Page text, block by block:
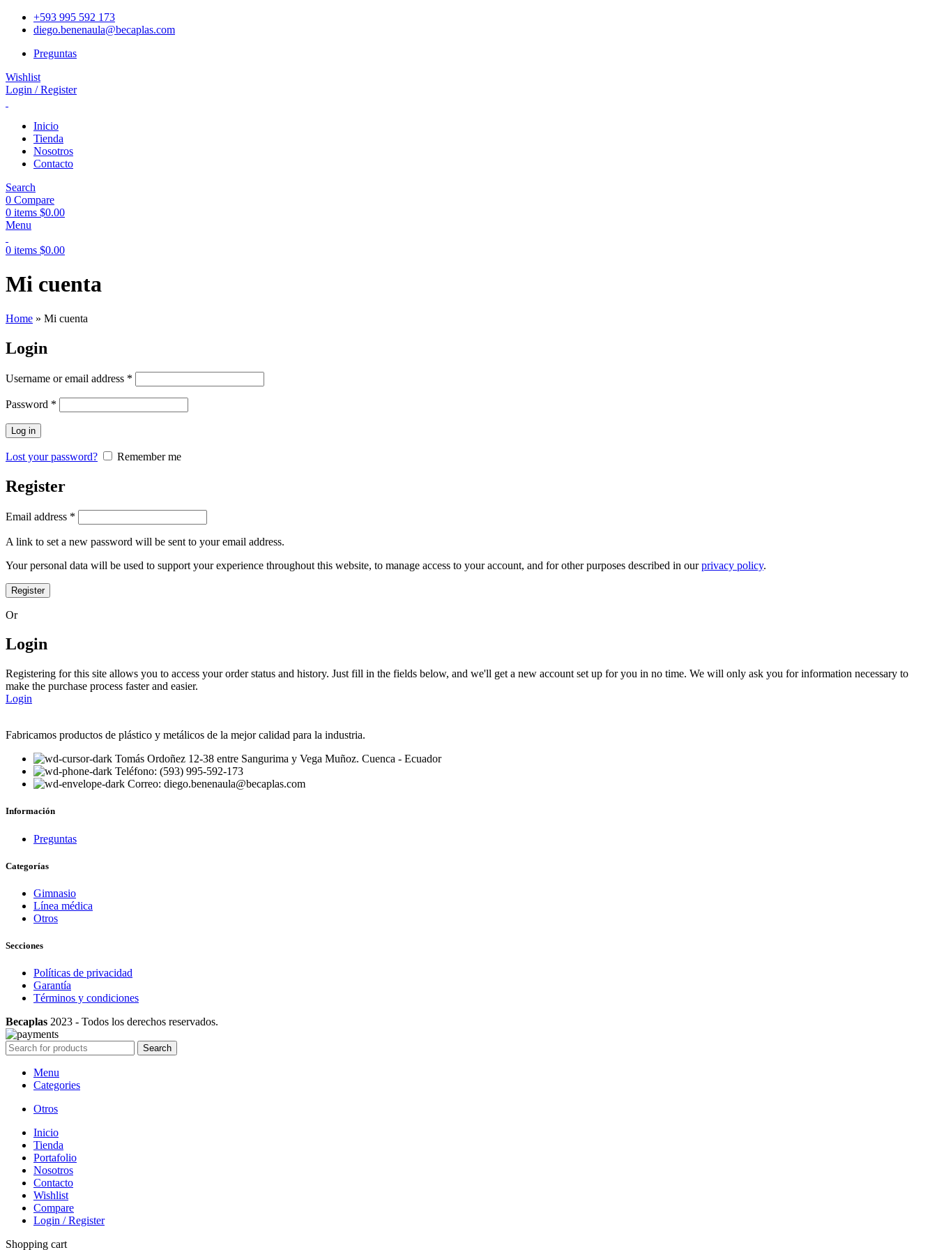
+593 995 592 173
diego.benenaula@becaplas.com
Preguntas
Wishlist
Login / Register
Inicio
Tienda
Nosotros
Contacto
Search
0 Compare
0 items $0.00
Menu
0 items $0.00
Mi cuenta
Home » Mi cuenta
Login
Username or email address *
Password *
Log in
Lost your password? Remember me
Register
Email address *
A link to set a new password will be sent to your email address.
Your personal data will be used to support your experience throughout this website, to manage access to your account, and for other purposes described in ourprivacy policy.
Register
Or
Login
Registering for this site allows you to access your order status and history. Just fill in the fields below, and we'll get a new account set up for you in no time. We will only ask you for information necessary to
make the purchase process faster and easier.
Login
Fabricamos productos de plástico y metálicos de la mejor calidad para la industria.
Tomás Ordoñez 12-38 entre Sangurima y Vega Muñoz. Cuenca - Ecuador
Teléfono: (593) 995-592-173
Correo: diego.benenaula@becaplas.com
Información
Preguntas
Categorías
Gimnasio
Línea médica
Otros
Secciones
Políticas de privacidad
Garantía
Términos y condiciones
Becaplas 2023 - Todos los derechos reservados.
Search
Menu
Categories
Otros
Inicio
Tienda
Portafolio
Nosotros
Contacto
Wishlist
Compare
Login / Register
Shopping cart